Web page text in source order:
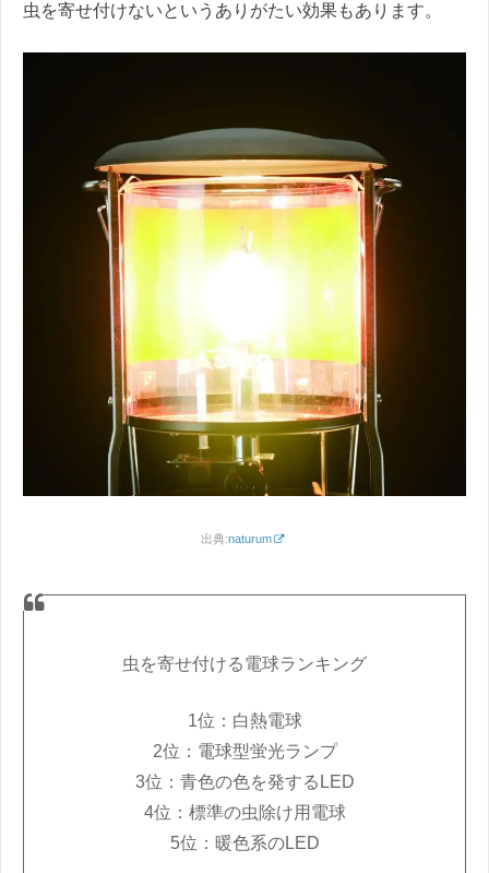
虫を寄せ付けないというありがたい効果もあります。
出典:naturum
虫を寄せ付ける電球ランキング
1位：白熱電球
2位：電球型蛍光ランプ
3位：青色の色を発するLED
4位：標準の虫除け用電球
5位：暖色系のLED